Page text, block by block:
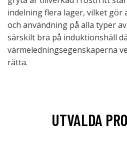
indelning flera lager, vilket gör
och användning på alla typer
särskilt bra på induktionshäll
värmeledningsegenskaperna
rätta.
UTVALDA